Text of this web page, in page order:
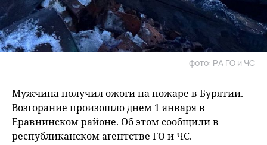
фото: РА ГО и ЧС
Мужчина получил ожоги на пожаре в Бурятии.
Возгорание произошло днем 1 января в
Еравнинском районе. Об этом сообщили в
республиканском агентстве ГО и ЧС.